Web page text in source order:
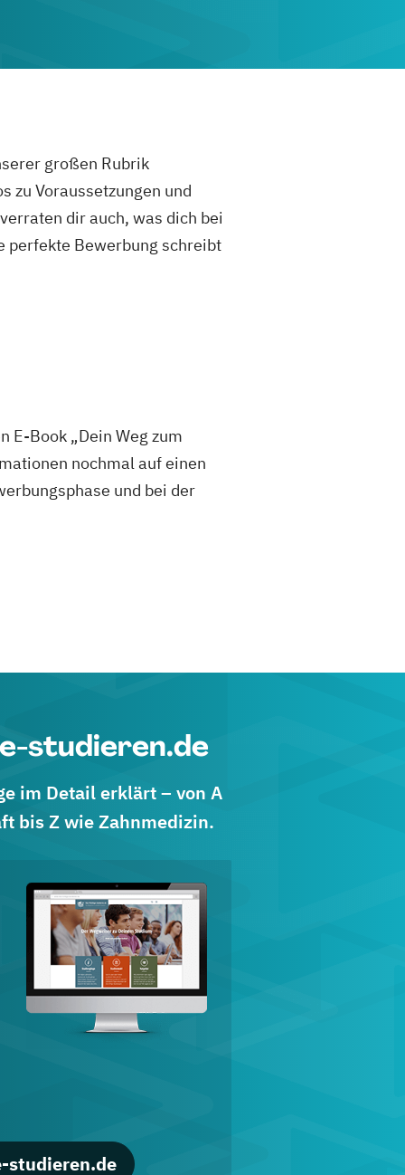
großen Rubrik
zu Voraussetzungen und
dir auch, was dich bei
perfekte Bewerbung schreibt
E-Book „Dein Weg zum
nochmal auf einen
und bei der
studieren.de
im Detail erklärt – von A
bis Z wie Zahnmedizin.
studieren.de